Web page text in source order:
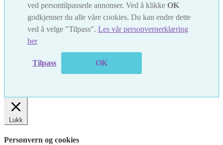
ved persontilpassede annonser. Ved å klikke OK
godkjenner du alle våre cookies. Du kan endre dette
ved å velge "Tilpass". Les vår personvernerklæring
her
Tilpass OK
Lukk
Personvern og cookies